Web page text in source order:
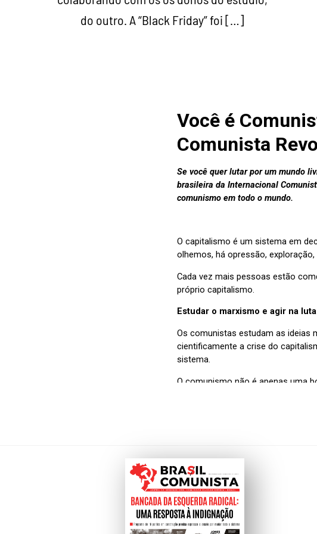
do outro. A “Black Friday” foi […]